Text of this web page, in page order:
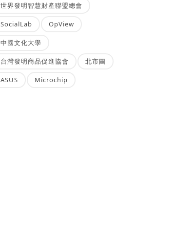
世界發明智慧財產聯盟總會
SocialLab OpView
中國文化大學
台灣發明商品促進協會 北市圖
ASUS Microchip